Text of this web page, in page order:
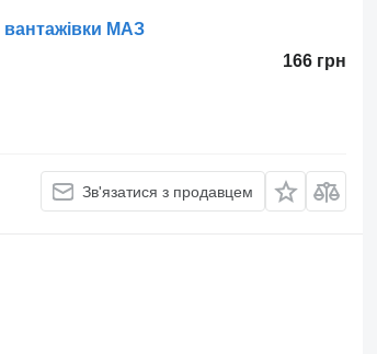
вантажівки МАЗ
166 грн
Зв'язатися з продавцем